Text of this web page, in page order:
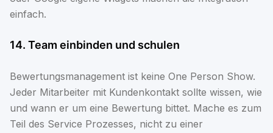
einfach.
14. Team einbinden und schulen
Bewertungsmanagement ist keine One Person Show.
Jeder Mitarbeiter mit Kundenkontakt sollte wissen, wie
und wann er um eine Bewertung bittet. Mache es zum
Teil des Service Prozesses, nicht zu einer